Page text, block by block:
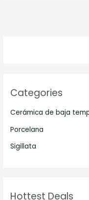
Categories
Cerámica de baja
Porcelana
Sigillata
Hottest Deals